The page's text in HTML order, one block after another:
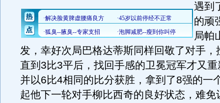
遇到
的顽
局帕
发，幸好次局巴格达蒂斯同样回敬了对手，
直到3比3平后，找回手感的卫冕冠军才又
并以6比4相同的比分获胜，拿到了8强的一
起他下一轮对手柳比西奇的良好状态，难免